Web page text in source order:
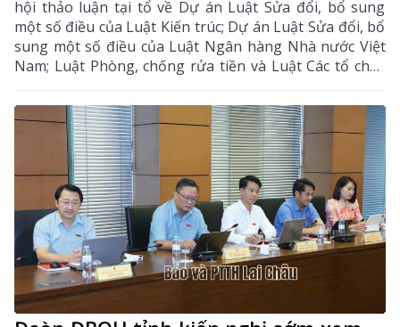
hội thảo luận tại tổ về Dự án Luật Sửa đổi, bổ sung
một số điều của Luật Kiến trúc; Dự án Luật Sửa đổi, bổ
sung một số điều của Luật Ngân hàng Nhà nước Việt
Nam; Luật Phòng, chống rửa tiền và Luật Các tổ chức
tín dụng; Dự thảo Nghị quyết của Quốc hội về công tác
phòng, chống tội phạm và vi phạm pháp luật, công tác
của Viện kiểm sát nhân dân, Tòa án nhân dân và công
tác thi hành án. Đồng chí Sùng A Hồ - Phó Bí thư Tỉnh
ủy, Trưởng Đoàn ĐBQH tỉnh Lai Châu chủ trì phiên
thảo luận tại tổ.